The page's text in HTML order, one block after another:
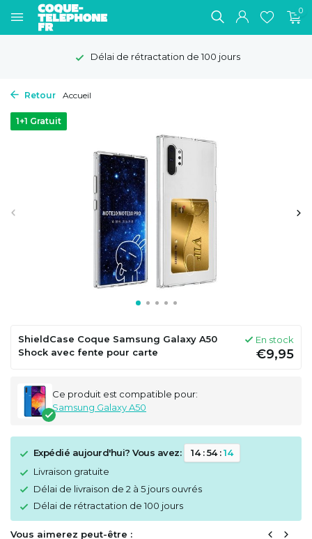
0
Délai de rétractation de 100 jours
Retour Accueil
1+1 Gratuit
ShieldCase Coque Samsung Galaxy A50
Shock avec fente pour carte
En stock
€9,95
Ce produit est compatible pour:
Samsung Galaxy A50
Expédié aujourd'hui? Vous avez: 14:54:14
Livraison gratuite
Délai de livraison de 2 à 5 jours ouvrés
Délai de rétractation de 100 jours
Vous aimerez peut-être :